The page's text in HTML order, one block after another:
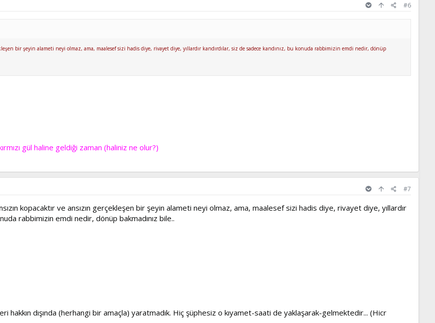
#6
bir şeyin alameti neyi olmaz, ama, maalesef sizi hadis diye, rivayet diye, yıllardır kandırdılar, siz de sadece kandınız, bu konuda rabbimizin emdi nedir, dönüp
gül haline geldiği zaman (haliniz ne olur?)
#7
kopacaktır ve ansızın gerçekleşen bir şeyin alameti neyi olmaz, ama, maalesef sizi hadis diye, rivayet diye, yıllardır
rabbimizin emdi nedir, dönüp bakmadınız bile..
hakkın dışında (herhangi bir amaçla) yaratmadık. Hiç şüphesiz o kıyamet-saati de yaklaşarak-gelmektedir... (Hicr